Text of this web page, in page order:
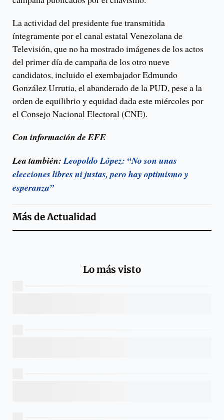
La actividad del presidente fue transmitida
íntegramente por el canal estatal Venezolana de
Televisión, que no ha mostrado imágenes de los actos
del primer día de campaña de los otro nueve
candidatos, incluido el exembajador Edmundo
González Urrutia, el abanderado de la PUD, pese a la
orden de equilibrio y equidad dada este miércoles por
el Consejo Nacional Electoral (CNE).
Con información de EFE
Lea también:Leopoldo López: “No son unas
elecciones libres ni justas, pero hay optimismo y
esperanza”
Más deActualidad
Lo más visto